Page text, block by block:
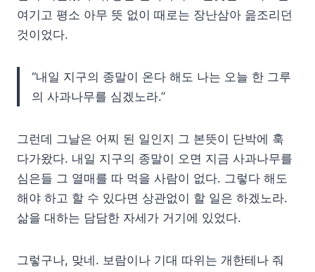
여기고 평소 아무 뜻 없이 때로는 장난삼아 읊조리던
것이었다.
“내일 지구의 종말이 온다 해도 나는 오늘 한 그루
의 사과나무를 심겠노라.”
그런데 그날은 어찌 된 일인지 그 본뜻이 단박에 훅
다가왔다. 내일 지구의 종말이 오면 지금 사과나무를
심은들 그 열매를 따 먹을 사람이 없다. 그렇다 해도
해야 하고 할 수 있다면 상관없이 할 일은 하겠노라.
삶을 대하는 담담한 자세가 거기에 있었다.
그렇구나, 맞네. 보람이나 기대 따위는 개한테나 줘